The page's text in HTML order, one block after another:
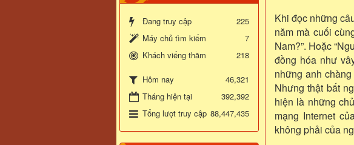
Khi đọc những
năm mà cuối
Nam?”. Hoặc
đồng hóa như
những anh
Nhưng thật bất
hiện là những
mạng Internet
không phải của
Đang truy cập
225
Máy chủ tìm kiếm
7
Khách viếng thăm
218
Hôm nay
46,321
Tháng hiện tại
392,392
Tổng lượt truy cập 88,447,435